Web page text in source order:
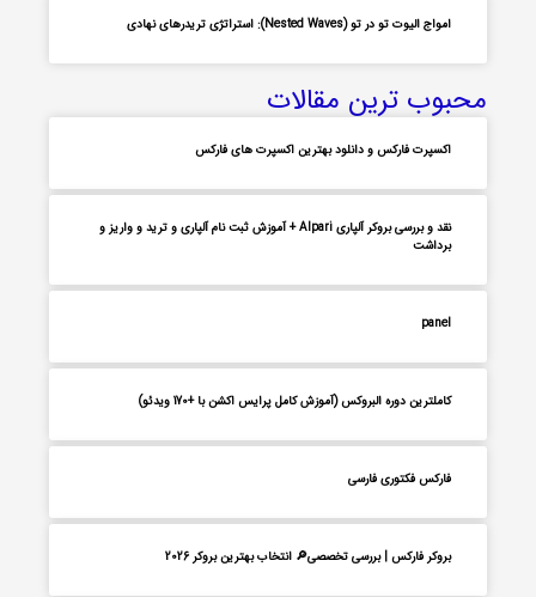
امواج الیوت تو در تو (Nested Waves): استراتژی تریدرهای نهادی
محبوب ترین مقالات
اکسپرت فارکس و دانلود بهترین اکسپرت های فارکس
نقد و بررسی بروکر آلپاری Alpari + آموزش ثبت نام آلپاری و ترید و واریز و
برداشت
panel
کاملترین دوره البروکس (آموزش کامل پرایس اکشن با +170 ویدئو)
فارکس فکتوری فارسی
بروکر فارکس | بررسی تخصصی🔎 انتخاب بهترین بروکر 2026